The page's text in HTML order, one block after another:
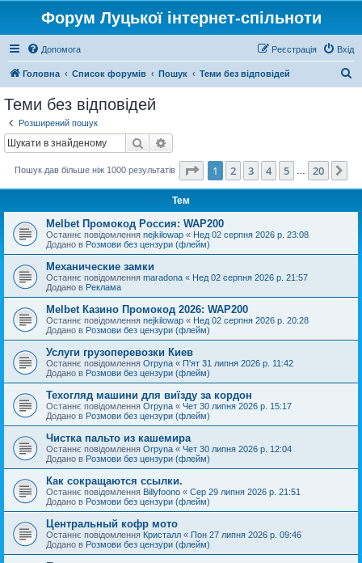
Форум Луцької інтернет-спільноти
Допомога Вхід
Реєстрація
Головна Список форумів Пошук Теми без відповідей
Теми без відповідей
Розширений пошук
Пошук
Пошук дав більше ніж 1000 результатів Сторінка 1 20
1 2 3 4 5 20
Тем
Melbet Промокод Россия: WAP200
Останнє повідомлення nejkilowap « Нед 02 серпня 2026 р. 23:08
Додано в Розмови без цензури (флейм)
Механические замки
Останнє повідомлення maradona « Нед 02 серпня 2026 р. 21:57
Додано в Реклама
Melbet Казино Промокод 2026: WAP200
Останнє повідомлення nejkilowap « Нед 02 серпня 2026 р. 20:28
Додано в Розмови без цензури (флейм)
Услуги грузоперевозки Киев
Останнє повідомлення Orpyna « П'ят 31 липня 2026 р. 11:42
Додано в Розмови без цензури (флейм)
Техогляд машини для виїзду за кордон
Останнє повідомлення Orpyna « Чет 30 липня 2026 р. 15:17
Додано в Розмови без цензури (флейм)
Чистка пальто из кашемира
Останнє повідомлення Orpyna « Чет 30 липня 2026 р. 12:04
Додано в Розмови без цензури (флейм)
Как сокращаются ссылки.
Останнє повідомлення Billyfoono « Сер 29 липня 2026 р. 21:51
Додано в Розмови без цензури (флейм)
Центральный кофр мото
Останнє повідомлення Кристалл « Пон 27 липня 2026 р. 09:46
Додано в Розмови без цензури (флейм)